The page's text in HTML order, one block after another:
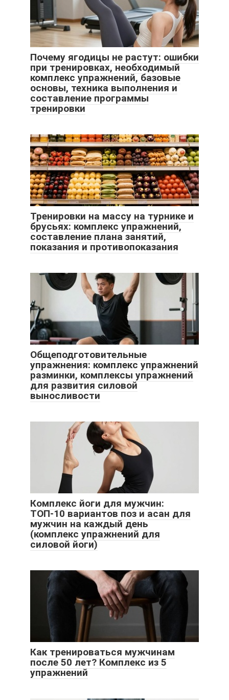
Почему ягодицы не растут: ошибки
при тренировках, необходимый
комплекс упражнений, базовые
основы, техника выполнения и
составление программы
тренировки
Тренировки на массу на турнике и
брусьях: комплекс упражнений,
составление плана занятий,
показания и противопоказания
Общеподготовительные
упражнения: комплекс упражнений
разминки, комплексы упражнений
для развития силовой
выносливости
Комплекс йоги для мужчин:
ТОП-10 вариантов поз и асан для
мужчин на каждый день
(комплекс упражнений для
силовой йоги)
Как тренироваться мужчинам
после 50 лет? Комплекс из 5
упражнений